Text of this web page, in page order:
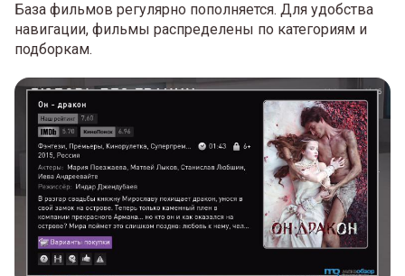
База фильмов регулярно пополняется. Для удобства
навигации, фильмы распределены по категориям и
подборкам.